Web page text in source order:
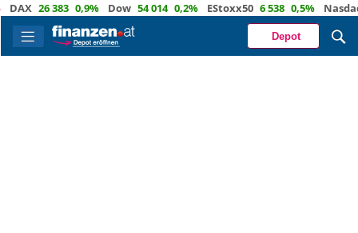
26 383 0,9% Dow 54 014 0,2% EStoxx50 6 538 0,5% Nasdaq 29
Depot